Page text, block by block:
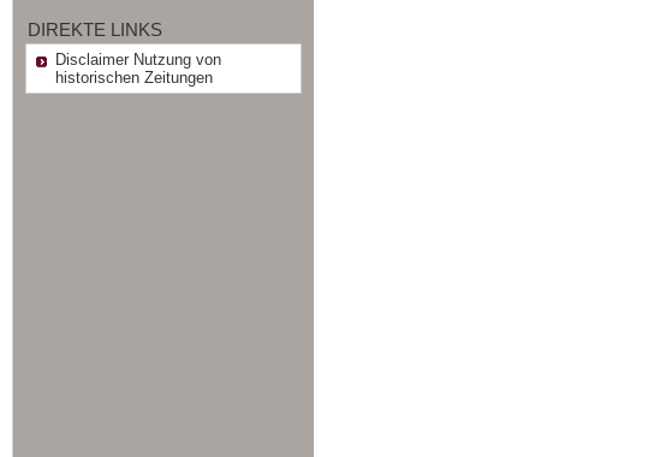
DIREKTE LINKS
Disclaimer Nutzung von
historischen Zeitungen